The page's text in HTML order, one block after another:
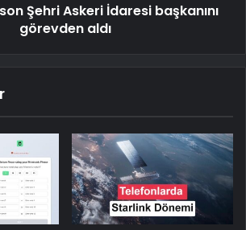
Şehri Askeri İdaresi başkanını
görevden aldı